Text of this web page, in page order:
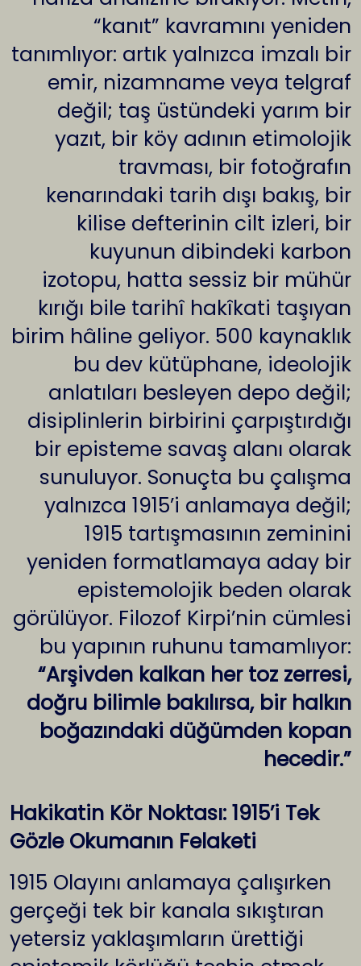
“kanıt” kavramını yeniden
tanımlıyor: artık yalnızca imzalı bir
emir, nizamname veya telgraf
değil; taş üstündeki yarım bir
yazıt, bir köy adının etimolojik
travması, bir fotoğrafın
kenarındaki tarih dışı bakış, bir
kilise defterinin cilt izleri, bir
kuyunun dibindeki karbon
izotopu, hatta sessiz bir mühür
kırığı bile tarihî hakîkati taşıyan
birim hâline geliyor. 500 kaynaklık
bu dev kütüphane, ideolojik
anlatıları besleyen depo değil;
disiplinlerin birbirini çarpıştırdığı
bir episteme savaş alanı olarak
sunuluyor. Sonuçta bu çalışma
yalnızca 1915’i anlamaya değil;
1915 tartışmasının zeminini
yeniden formatlamaya aday bir
epistemolojik beden olarak
görülüyor. Filozof Kirpi’nin cümlesi
bu yapının ruhunu tamamlıyor:
“Arşivden kalkan her toz zerresi,
doğru bilimle bakılırsa, bir halkın
boğazındaki düğümden kopan
hecedir.”
Hakikatin Kör Noktası: 1915’i Tek
Gözle Okumanın Felaketi
1915 Olayını anlamaya çalışırken
gerçeği tek bir kanala sıkıştıran
yetersiz yaklaşımların ürettiği